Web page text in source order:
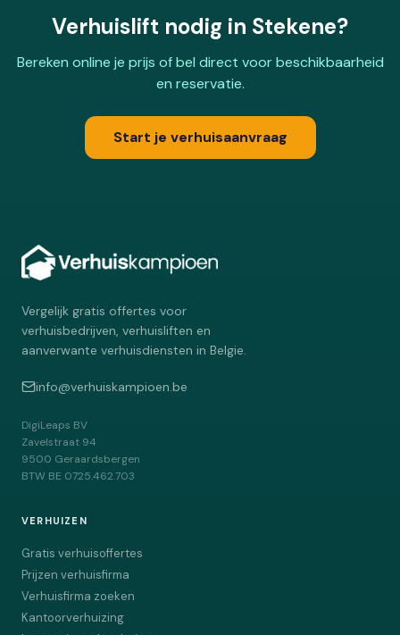
Verhuislift nodig in Stekene?
Bereken online je prijs of bel direct voor beschikbaarheid
en reservatie.
Start je verhuisaanvraag
Vergelijk gratis offertes voor
verhuisbedrijven, verhuisliften en
aanverwante verhuisdiensten in Belgie.
info@verhuiskampioen.be
DigiLeaps BV
Zavelstraat 94
9500 Geraardsbergen
BTW BE 0725.462.703
VERHUIZEN
Gratis verhuisoffertes
Prijzen verhuisfirma
Verhuisfirma zoeken
Kantoorverhuizing